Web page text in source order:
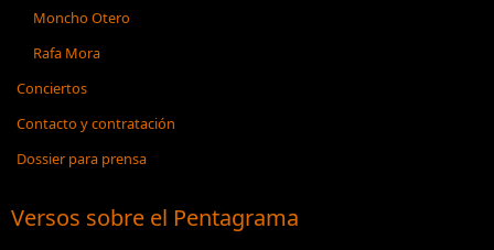
Moncho Otero
Rafa Mora
Conciertos
Contacto y contratación
Dossier para prensa
Versos sobre el Pentagrama